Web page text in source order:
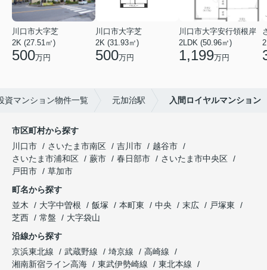
川口市大字芝
2K (27.51㎡)
500万円
川口市大字芝
2K (31.93㎡)
500万円
川口市大字安行領根岸
2LDK (50.96㎡)
1,199万円
資マンション物件一覧 元加治駅 入間ロイヤルマンション
市区町村から探す
川口市
さいたま市南区 吉川市
越谷市
さいたま市浦和区
蕨市 春日部市
さいたま市中央区
戸田市
草加市
町名から探す
並木
大字中曽根 飯塚 本町東 中央 末広
戸塚東
芝西
常盤
大字袋山
沿線から探す
京浜東北線
武蔵野線 埼京線
高崎線
湘南新宿ライン高海
東武伊勢崎線
東北本線